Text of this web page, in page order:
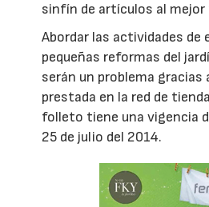
sinfín de artículos al mejor
Abordar las actividades de
pequeñas reformas del
serán un problema gracias
prestada en la red de
folleto tiene una vigencia
25 de julio del 2014.